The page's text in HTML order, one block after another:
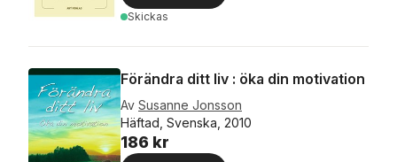
Skickas
Förändra ditt liv : öka din motivation
Av Susanne Jonsson
Häftad, Svenska, 2010
186 kr